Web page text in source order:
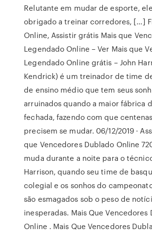
Relutante em mudar de esporte,
obrigado a treinar corredores, […]
Online, Assistir grátis Mais que
Legendado Online – Ver Mais que
Legendado Online grátis – John
Kendrick) é um treinador de time
de ensino médio que tem seus
arruinados quando a maior fábrica
fechada, fazendo com que
precisem se mudar. 06/12/2019 ·
que Vencedores Dublado Online
muda durante a noite para o
Harrison, quando seu time de
colegial e os sonhos do
são esmagados sob o peso de
inesperadas. Mais Que Vencedores
Online . Mais Que Vencedores